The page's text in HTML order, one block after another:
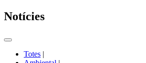
Notícies
Commutador
Totes |